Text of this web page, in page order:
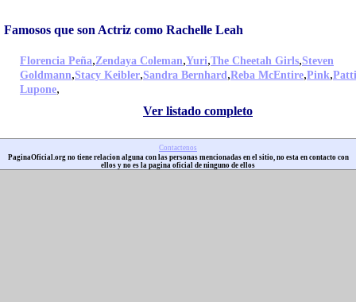
Famosos que son Actriz como Rachelle Leah
Florencia Peña,Zendaya Coleman,Yuri,The Cheetah Girls,Steven
Goldmann,Stacy Keibler,Sandra Bernhard,Reba McEntire,Pink,Patti
Lupone,
Ver listado completo
Contactenos
PaginaOficial.org no tiene relacion alguna con las personas mencionadas en el sitio, no esta en contacto con
ellos y no es la pagina oficial de ninguno de ellos